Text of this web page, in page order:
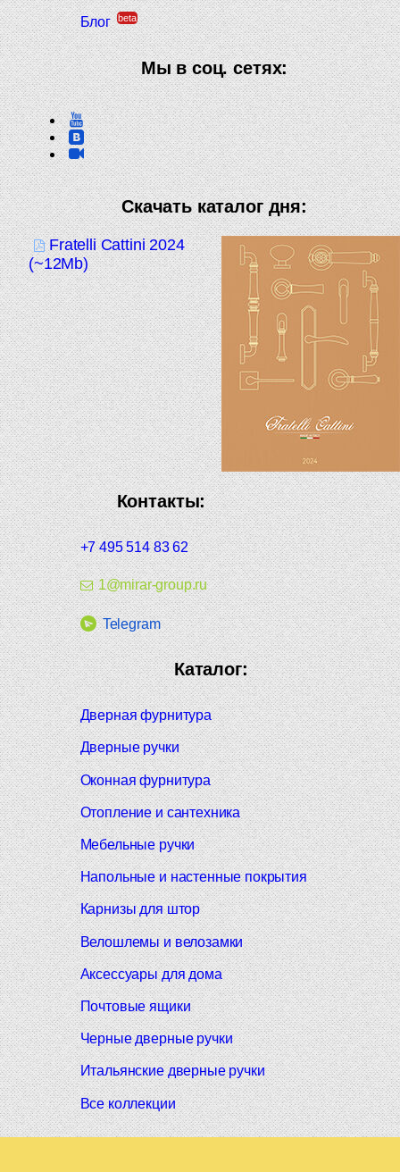
Блог beta
Мы в соц. сетях:
Скачать каталог дня:
Fratelli Cattini 2024
(~12Mb)
Контакты:
+7 495 514 83 62
1@mirar-group.ru
Telegram
Каталог:
Дверная фурнитура
Дверные ручки
Оконная фурнитура
Отопление и сантехника
Мебельные ручки
Напольные и настенные покрытия
Карнизы для штор
Велошлемы и велозамки
Аксессуары для дома
Почтовые ящики
Черные дверные ручки
Итальянские дверные ручки
Все коллекции